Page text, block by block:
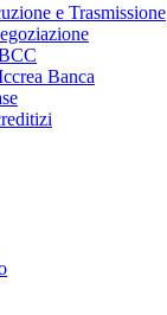
e Trasmissione
Banca